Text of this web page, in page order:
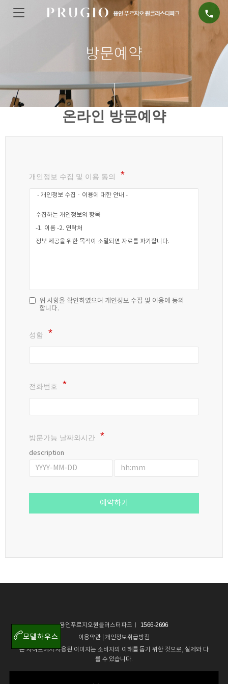
call
방문예약
온라인 방문예약
개인정보 수집 및 이용 동의
위 사항을 확인하였으며 개인정보 수집 및 이용에 동의
합니다.
성함
전화번호
방문가능 날짜와시간
description
예약하기
모델하우스
용인푸르지오원클러스터파크ㅣ 1566-2696
이용약관|개인정보취급방침
본 사이트에서 사용된 이미지는 소비자의 이해를 돕기 위한 것으로, 실제와 다
를 수 있습니다.